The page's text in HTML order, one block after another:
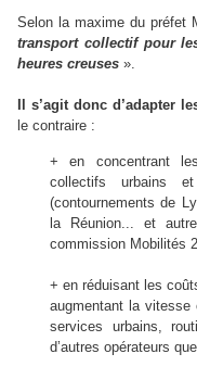
Selon la maxime du préfet
transport collectif pour
heures creuses ».
Il s’agit donc d’adapter
le contraire :
+ en concentrant
collectifs urbains
(contournements de
la Réunion... et
commission Mobilités
+ en réduisant les
augmentant la vitesse
services urbains,
d’autres opérateurs